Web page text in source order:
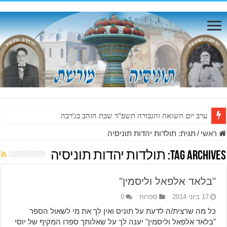
ערב יום השואה והגבורה תשפ"ד שבת הזהב בג'רבה
ראשי /תגית:תולדות יהדות תוניסיה
Tag Archives: תולדות יהדות תוניסיה
"בלאד אלפאל וליסמין"
17 ביוני 2014 ספרות 0
כל מה שרצית/ה לדעת על תוניס ואין לך את מי לשאול הספר
"בלאד אלפאל וליסמין" יענה לך על שאלותך ספרו המקיף של יוסי